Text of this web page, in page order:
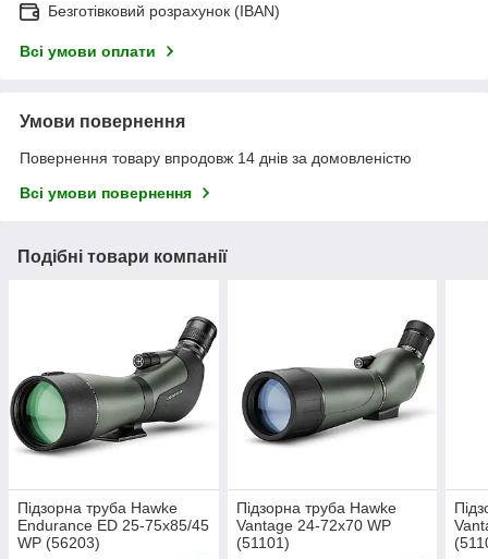
Безготівковий розрахунок (IBAN)
Всі умови оплати
Умови повернення
Повернення товару впродовж 14 днів за домовленістю
Всі умови повернення
Подібні товари компанії
Підзорна труба Hawke
Endurance ED 25-75x85/45
WP (56203)
Підзорна труба Hawke
Vantage 24-72x70 WP
(51101)